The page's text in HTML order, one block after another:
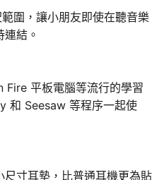
圍，讓小朋友即使在聽音樂
結。
平板電腦等流行的學習
和 Seesaw 等程序一起使
寸耳墊，比普通耳機更為貼